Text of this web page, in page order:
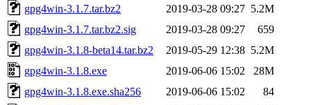
gpg4win-3.1.7.tar.bz2
2019-03-28 09:27 5.2M
gpg4win-3.1.7.tar.bz2.sig
2019-03-28 09:27
659
gpg4win-3.1.8-beta14.tar.bz2
2019-05-29 12:38 5.2M
gpg4win-3.1.8.exe
2019-06-06 15:02
28M
gpg4win-3.1.8.exe.sha256
2019-06-06 15:02
84